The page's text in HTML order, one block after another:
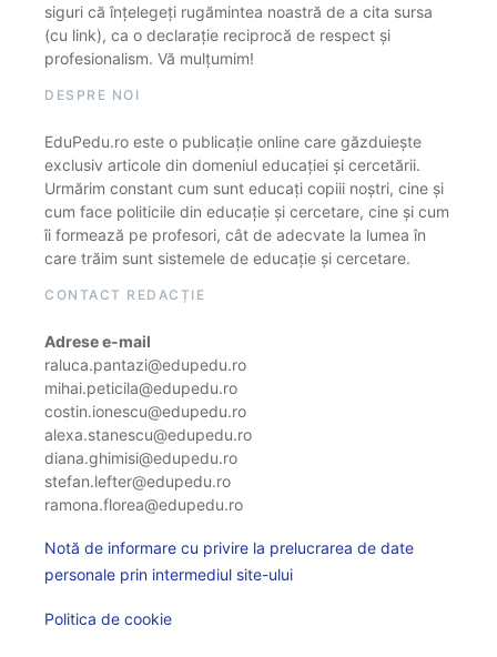
siguri că înțelegeți rugămintea noastră de a cita sursa
(cu link), ca o declarație reciprocă de respect și
profesionalism. Vă mulțumim!
DESPRE NOI
EduPedu.ro este o publicație online care găzduiește
exclusiv articole din domeniul educației și cercetării.
Urmărim constant cum sunt educați copiii noștri, cine și
cum face politicile din educație și cercetare, cine și cum
îi formează pe profesori, cât de adecvate la lumea în
care trăim sunt sistemele de educație și cercetare.
CONTACT REDACȚIE
Adrese e-mail
raluca.pantazi@edupedu.ro
mihai.peticila@edupedu.ro
costin.ionescu@edupedu.ro
alexa.stanescu@edupedu.ro
diana.ghimisi@edupedu.ro
stefan.lefter@edupedu.ro
ramona.florea@edupedu.ro
Notă de informare cu privire la prelucrarea de date
personale prin intermediul site-ului
Politica de cookie